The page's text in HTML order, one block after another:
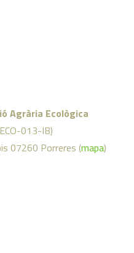
Agrària Ecològica
013-IB)
07260 Porreres (mapa)